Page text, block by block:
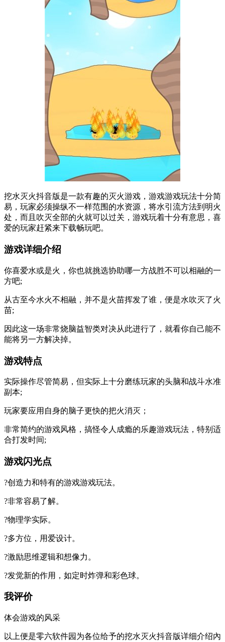
挖水灭火抖音版是一款有趣的灭火游戏，游戏游戏玩法十分简
易，玩家必须操纵不一样范围的水资源，将水引流方法到明火
处，而且吹灭全部的火就可以过关，游戏玩着十分有意思，喜
爱的玩家赶紧来下载畅玩吧。
游戏详细介绍
你喜爱水或是火，你也就挑选协助哪一方战胜不可以相融的一
方吧;
从古至今水火不相融，并不是火苗挥发了谁，便是水吹灭了火
苗;
因此这一场非常烧脑益智类对决从此进行了，就看你自己能不
能将另一方解决掉。
游戏特点
实际操作尽管简易，但实际上十分磨练玩家的头脑和战斗水准
副本;
玩家要应用自身的脑子更快的把火消灭；
非常简约的游戏风格，搞怪令人成瘾的乐趣游戏玩法，特别适
合打发时间;
游戏闪光点
?创造力和特有的游戏游戏玩法。
?非常容易了解。
?物理学实际。
?多方位，用爱设计。
?激励思维逻辑和想像力。
?发觉新的作用，如定时炸弹和彩色球。
我评价
体会游戏的风采
以上便是零六软件园为各位给予的挖水灭火抖音版详细介绍內